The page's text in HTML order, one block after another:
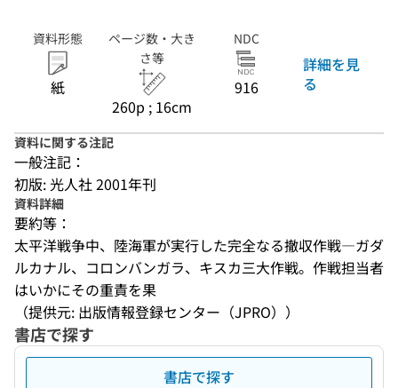
資料形態
紙
ページ数・大き
さ等
260p ; 16cm
NDC
916
詳細を見
る
資料に関する注記
一般注記：
初版: 光人社 2001年刊
資料詳細
要約等：
太平洋戦争中、陸海軍が実行した完全なる撤収作戦―ガダ
ルカナル、コロンバンガラ、キスカ三大作戦。作戦担当者
はいかにその重責を果
（提供元: 出版情報登録センター（JPRO））
書店で探す
書店で探す